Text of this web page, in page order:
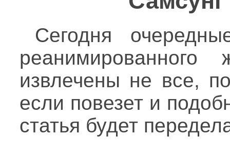
Сегодня
реанимированного
извлечены не все,
если повезет и
статья будет